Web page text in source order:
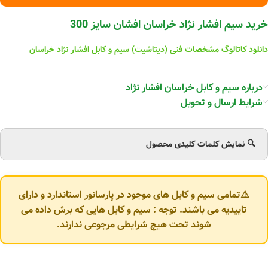
خرید سیم افشار نژاد خراسان افشان سایز 300
دانلود کاتالوگ مشخصات فنی (دیتاشیت) سیم و کابل افشار نژاد خراسان
درباره سیم و کابل خراسان افشار نژاد
شرایط ارسال و تحویل
🔍 نمایش کلمات کلیدی محصول
⚠️تمامی سیم و کابل های موجود در پارسانور استاندارد و دارای
تاییدیه می باشند. توجه : سیم و کابل هایی که برش داده می
شوند تحت هیچ شرایطی مرجوعی ندارند.